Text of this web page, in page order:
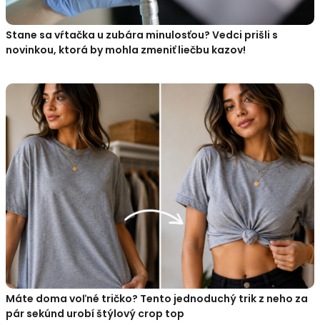
Stane sa vŕtačka u zubára minulosťou? Vedci prišli s
novinkou, ktorá by mohla zmeniť liečbu kazov!
Máte doma voľné tričko? Tento jednoduchý trik z neho za
pár sekúnd urobí štýlový crop top